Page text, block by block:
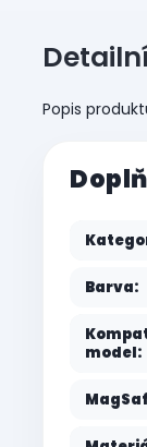
Popis
Barva:
model: